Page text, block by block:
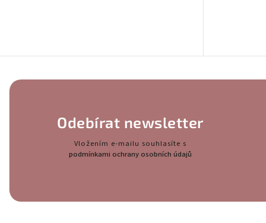
Odebírat newsletter
Vložením e-mailu souhlasíte s
podmínkami ochrany osobních údajů